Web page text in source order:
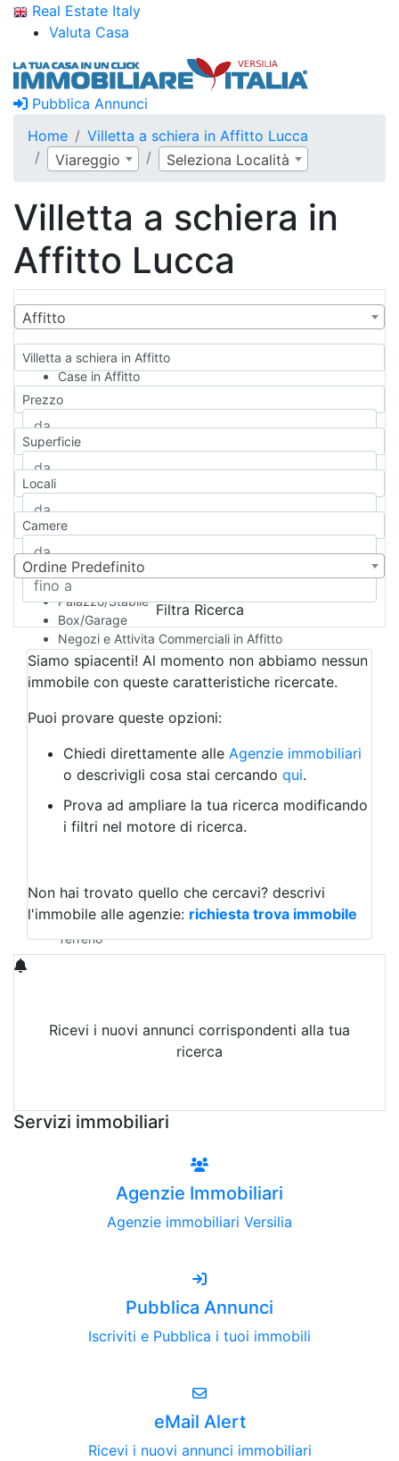
Real Estate Italy
Valuta Casa
Pubblica Annunci
Home
Villetta a schiera in Affitto Lucca
Viareggio
Seleziona Località
Villetta a schiera in
Affitto Lucca
Affitto
Villetta a schiera in Affitto
Case in Affitto
Qualsiasi
Appartamento
Casa indipendente
Casa Semi-indipendente
Attico/Mansarda
Rustico/Casale
Camera d'Albergo
Multiproprietà
Palazzo/Stabile
Box/Garage
Negozi e Attivita Commerciali in Affitto
Qualsiasi
Attività/Licenza Commerciale
Azienda Agricola
Bar/Ristorante
Albergo
Laboratorio Artigianale
Negozio/locale commerciale
Agriturismo
Magazzini
Qualsiasi
Terreno edificabile
Terreno
Prezzo
Superficie
Locali
Camere
Ordine Predefinito
Filtra Ricerca
Siamo spiacenti! Al momento non abbiamo nessun
immobile con queste caratteristiche ricercate.
Puoi provare queste opzioni:
Chiedi direttamente alle Agenzie immobiliari
o descrivigli cosa stai cercando qui.
Prova ad ampliare la tua ricerca modificando
i filtri nel motore di ricerca.
Non hai trovato quello che cercavi? descrivi
l'immobile alle agenzie: richiesta trova immobile
Ricevi i nuovi annunci corrispondenti alla tua
ricerca
Servizi immobiliari
Agenzie Immobiliari
Agenzie immobiliari Versilia
Pubblica Annunci
Iscriviti e Pubblica i tuoi immobili
eMail Alert
Ricevi i nuovi annunci immobiliari